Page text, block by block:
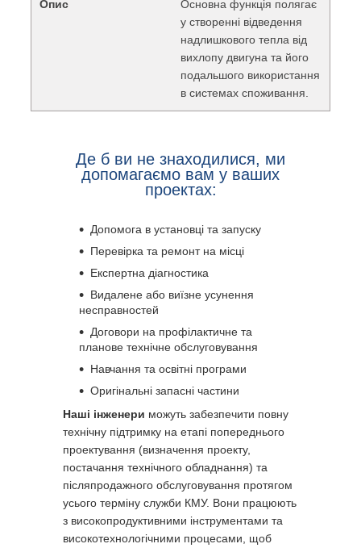
Основна функція полягає
у створенні відведення
надлишкового тепла від
вихлопу двигуна та його
подальшого використання
в системах споживання.
Де б ви не знаходилися, ми
допомагаємо вам у ваших
проектах:
Допомога в установці та запуску
Перевірка та ремонт на місці
Експертна діагностика
Видалене або виїзне усунення
несправностей
Договори на профілактичне та
планове технічне обслуговування
Навчання та освітні програми
Оригінальні запасні частини
Наші інженери можуть забезпечити повну
технічну підтримку на етапі попереднього
проектування (визначення проекту,
постачання технічного обладнання) та
післяпродажного обслуговування протягом
усього терміну служби КМУ. Вони працюють
з високопродуктивними інструментами та
високотехнологічними процесами, щоб